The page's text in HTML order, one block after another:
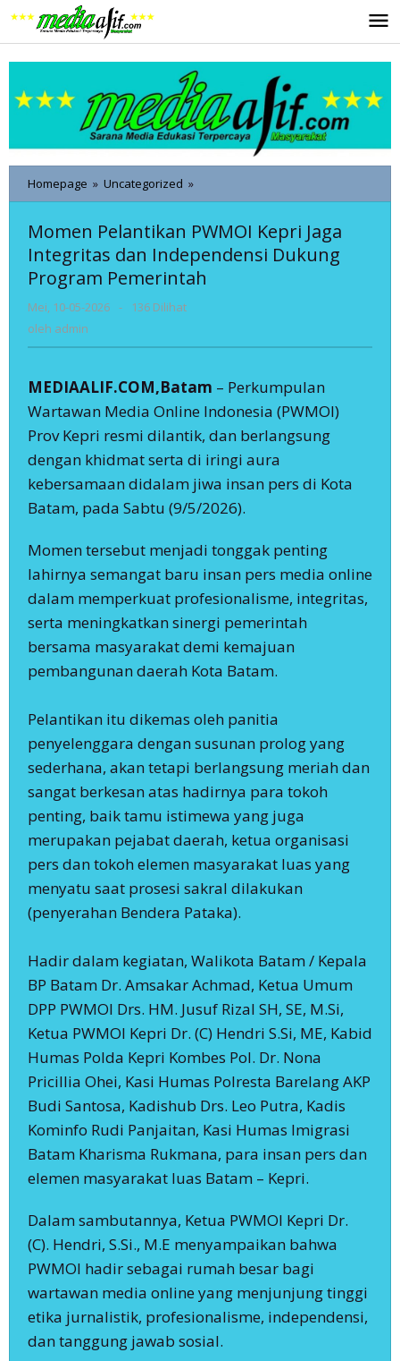
ke
konten
Homepage » Uncategorized »
Pelantikan
Kepri
Jaga
Integritas
dan
Pemerintah
Momen Pelantikan PWMOI Kepri Jaga
Integritas dan Independensi Dukung
Program Pemerintah
Mei, 10-05-2026 oleh
-
136 Dilihat
oleh admin
MEDIAALIF.COM,‎Batam – Perkumpulan
Wartawan Media Online Indonesia (PWMOI)
Prov Kepri resmi dilantik, dan berlangsung
dengan khidmat serta di iringi aura
kebersamaan didalam jiwa insan pers di Kota
Batam, pada Sabtu (9/5/2026).
‎Momen tersebut menjadi tonggak penting
lahirnya semangat baru insan pers media online
dalam memperkuat profesionalisme, integritas,
serta meningkatkan sinergi pemerintah
bersama masyarakat demi kemajuan
pembangunan daerah Kota Batam.
‎Pelantikan itu dikemas oleh panitia
penyelenggara dengan susunan prolog yang
sederhana, akan tetapi berlangsung meriah dan
sangat berkesan atas hadirnya para tokoh
penting, baik tamu istimewa yang juga
merupakan pejabat daerah, ketua organisasi
pers dan tokoh elemen masyarakat luas yang
menyatu saat prosesi sakral dilakukan
(penyerahan Bendera Pataka).
Hadir dalam kegiatan, Walikota Batam / Kepala
BP Batam Dr. Amsakar Achmad, Ketua Umum
DPP PWMOI Drs. HM. Jusuf Rizal SH, SE, M.Si,
Ketua PWMOI Kepri Dr. (C) Hendri S.Si, ME, Kabid
Humas Polda Kepri Kombes Pol. Dr. Nona
Pricillia Ohei, Kasi Humas Polresta Barelang AKP
Budi Santosa, Kadishub Drs. Leo Putra, Kadis
Kominfo Rudi Panjaitan, Kasi Humas Imigrasi
Batam Kharisma Rukmana, para insan pers dan
elemen masyarakat luas Batam – Kepri.
‎Dalam sambutannya, Ketua PWMOI Kepri Dr.
(C). Hendri, S.Si., M.E menyampaikan bahwa
PWMOI hadir sebagai rumah besar bagi
wartawan media online yang menjunjung tinggi
etika jurnalistik, profesionalisme, independensi,
dan tanggung jawab sosial.